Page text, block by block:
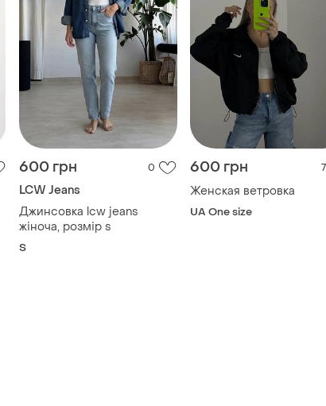
600 грн 0
LCW Jeans
Джинсовка lcw jeans
жіноча, розмір s
600 грн
Женская ветровка
UA One size